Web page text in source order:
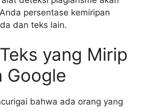
persentase kemiripan
dan teks lain.
yang Mirip
Google
bahwa ada orang yang